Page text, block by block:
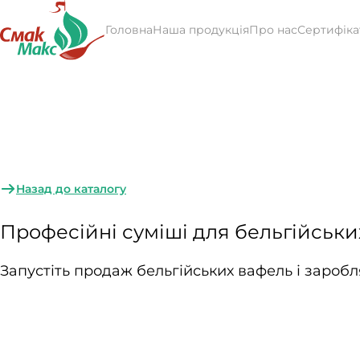
ГоловнаНаша продукціяПро нас
Назад до каталогу
Професійні суміші для
Запустіть продаж бельгійських вафель і